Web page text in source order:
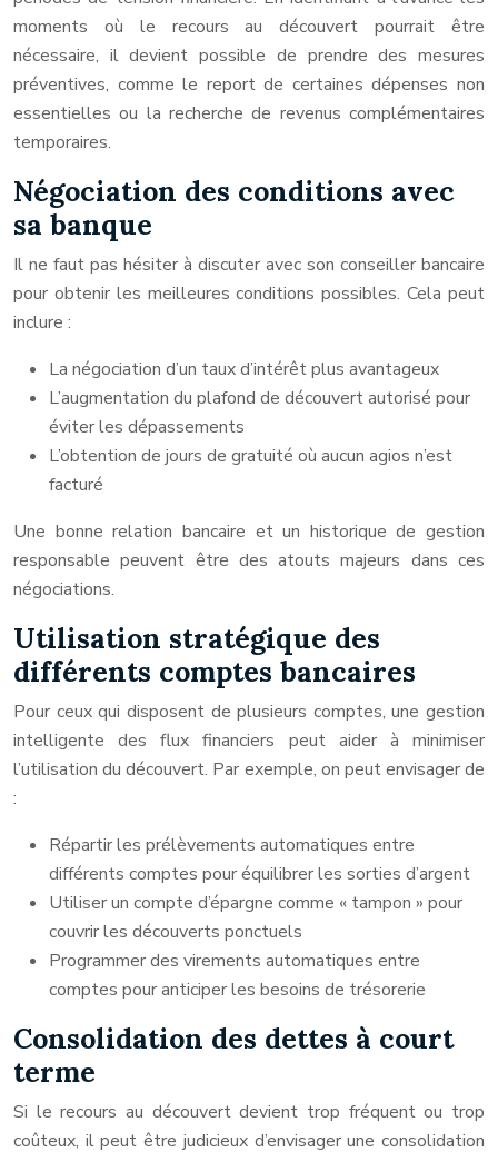
moments où le recours au découvert pourrait être
nécessaire, il devient possible de prendre des mesures
préventives, comme le report de certaines dépenses non
essentielles ou la recherche de revenus complémentaires
temporaires.
Négociation des conditions avec
sa banque
Il ne faut pas hésiter à discuter avec son conseiller bancaire
pour obtenir les meilleures conditions possibles. Cela peut
inclure :
La négociation d’un taux d’intérêt plus avantageux
L’augmentation du plafond de découvert autorisé pour
éviter les dépassements
L’obtention de jours de gratuité où aucun agios n’est
facturé
Une bonne relation bancaire et un historique de gestion
responsable peuvent être des atouts majeurs dans ces
négociations.
Utilisation stratégique des
différents comptes bancaires
Pour ceux qui disposent de plusieurs comptes, une gestion
intelligente des flux financiers peut aider à minimiser
l’utilisation du découvert. Par exemple, on peut envisager de
:
Répartir les prélèvements automatiques entre
différents comptes pour équilibrer les sorties d’argent
Utiliser un compte d’épargne comme « tampon » pour
couvrir les découverts ponctuels
Programmer des virements automatiques entre
comptes pour anticiper les besoins de trésorerie
Consolidation des dettes à court
terme
Si le recours au découvert devient trop fréquent ou trop
coûteux, il peut être judicieux d’envisager une consolidation